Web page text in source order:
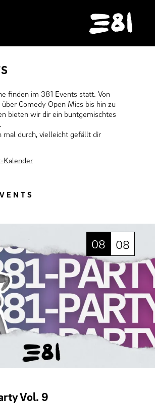
Startseite
finden im 381 Events statt. Von
über Comedy Open Mics bis hin zu
bieten wir dir ein buntgemischtes
mal durch, vielleicht gefällt dir
Kalender
08 08
Vol. 9